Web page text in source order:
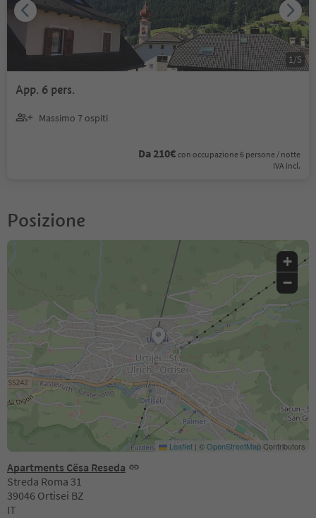
App. 6 pers.
Massimo 7 ospiti
Da 210€ con occupazione 6 persone / notte
IVA incl.
1/5
Posizione
Apartments Cësa Reseda
Streda Roma 31
39046 Ortisei BZ
IT
+
−
Leaflet | ©OpenStreetMapContributors